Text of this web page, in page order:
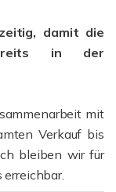
damit die
in der
mit
Verkauf bis
bleiben wir für
erreichbar.